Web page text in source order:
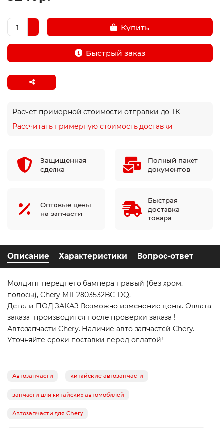
Купить
Быстрый заказ
Расчет примерной стоимости отправки до ТК
Рассчитать примерную стоимость доставки
Защищенная
сделка
Полный пакет
документов
Оптовые цены
на запчасти
Быстрая
доставка
товара
Описание Характеристики Вопрос-ответ
Молдинг переднего бампера правый (без хром.
полосы), Chery M11-2803532BC-DQ.
Детали ПОД ЗАКАЗ Возможно изменение цены. Оплата
заказа производится после проверки заказа !
Автозапчасти Chery. Наличие авто запчастей Chery.
Уточняйте сроки поставки перед оплатой!
Автозапчасти китайские автозапчасти
запчасти для китайских автомобилей
Автозапчасти для Chery